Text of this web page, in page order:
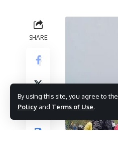
By using this site, you agree to the
Policy and Terms of Use.
SHARE